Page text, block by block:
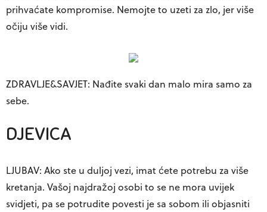
prihvaćate kompromise. Nemojte to uzeti za zlo, jer više
očiju više vidi.
ZDRAVLJE&SAVJET: Nađite svaki dan malo mira samo za
sebe.
DJEVICA
LJUBAV: Ako ste u duljoj vezi, imat ćete potrebu za više
kretanja. Vašoj najdražoj osobi to se ne mora uvijek
svidjeti, pa se potrudite povesti je sa sobom ili objasniti